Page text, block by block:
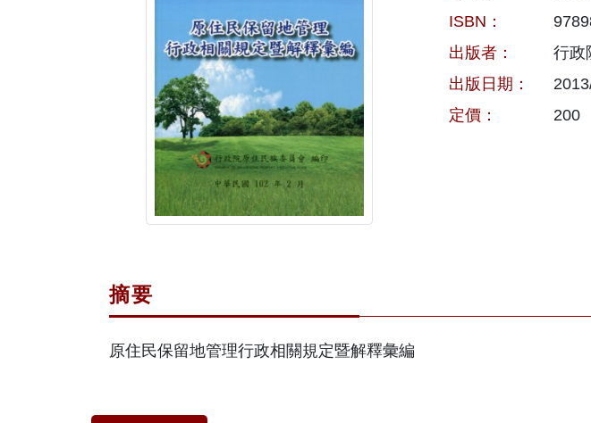
ISBN：
出版者：
行政
出版日期：
定價：
200
摘要
原住民保留地管理行政相關規定暨解釋彙編